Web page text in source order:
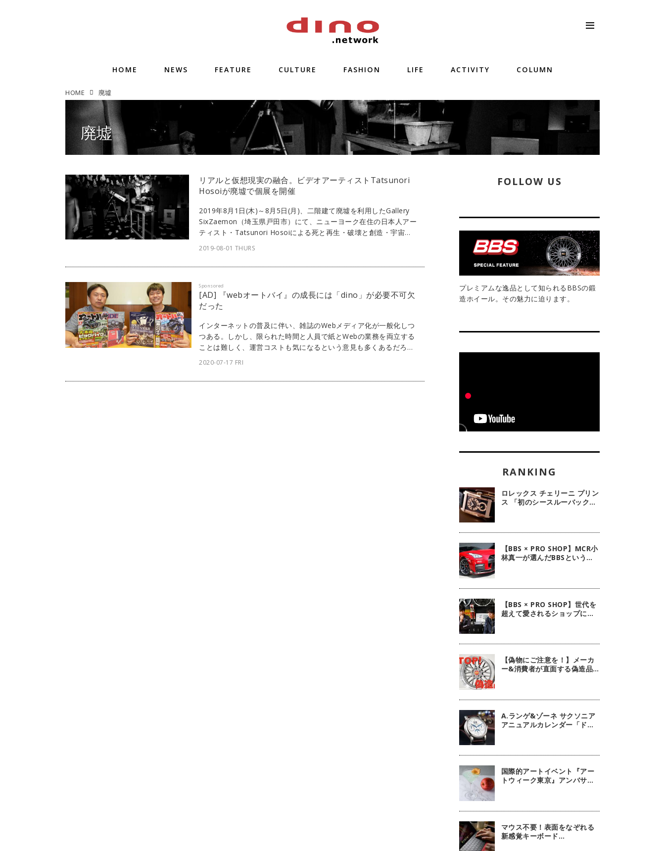
HOME NEWS FEATURE CULTURE FASHION LIFE ACTIVITY COLUMN
HOME 廃墟
廃墟
リアルと仮想現実の融合。ビデオアーティストTatsunori
Hosoiが廃墟で個展を開催
2019年8月1日(木)～8月5日(月)、二階建て廃墟を利用したGallery
SixZaemon（埼玉県戸田市）にて、ニューヨーク在住の日本人アー
ティスト・Tatsunori Hosoiによる死と再生・破壊と創造・宇宙の
が行われる。ウロボロスは、古代の象徴の1つで、己の尾を噛んで
2019-08-01 THURS
[AD] 『webオートバイ』の成長には「dino」が必要不可欠
だった
インターネットの普及に伴い、雑誌のWebメディア化が一般化しつ
つある。しかし、限られた時間と人員で紙とWebの業務を両立する
ことは難しく、運営コストも気になるという意見も多くあるだろ
可能だ。ここでは、『webオートバイ』にてdinoを採用している株
Sponsored
2020-07-17 FRI
FOLLOW US
プレミアムな逸品として知られるBBSの鍛
造ホイール。その魅力に迫ります。
ロレックス チェリーニ プリン
ス 「初のシースルーバック・
【BBS × PRO SHOP】MCR小
林真一が選んだBBSという選
【BBS × PRO SHOP】世代を
超えて愛されるショップに。
【偽物にご注意を！】メーカ
ー&消費者が直面する偽造品
A.ランゲ&ゾーネ サクソニア
アニュアルカレンダー「ドイ
国際的アートイベント『アー
トウィーク東京』アンバサダ
マウス不要！表面をなぞれる
新感覚キーボード